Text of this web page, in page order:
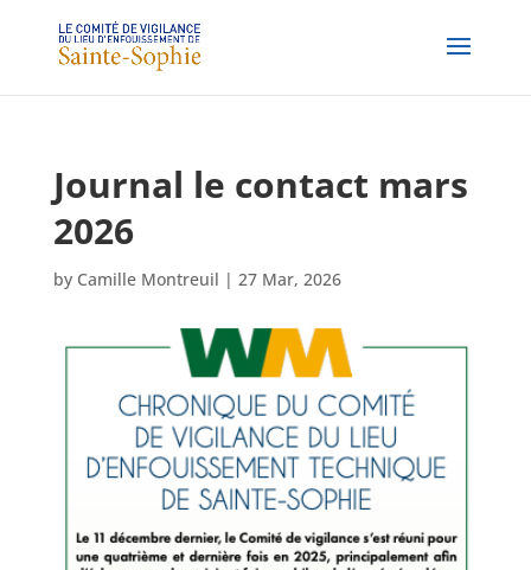
Journal le contact mars
2026
by Camille Montreuil | 27 Mar, 2026